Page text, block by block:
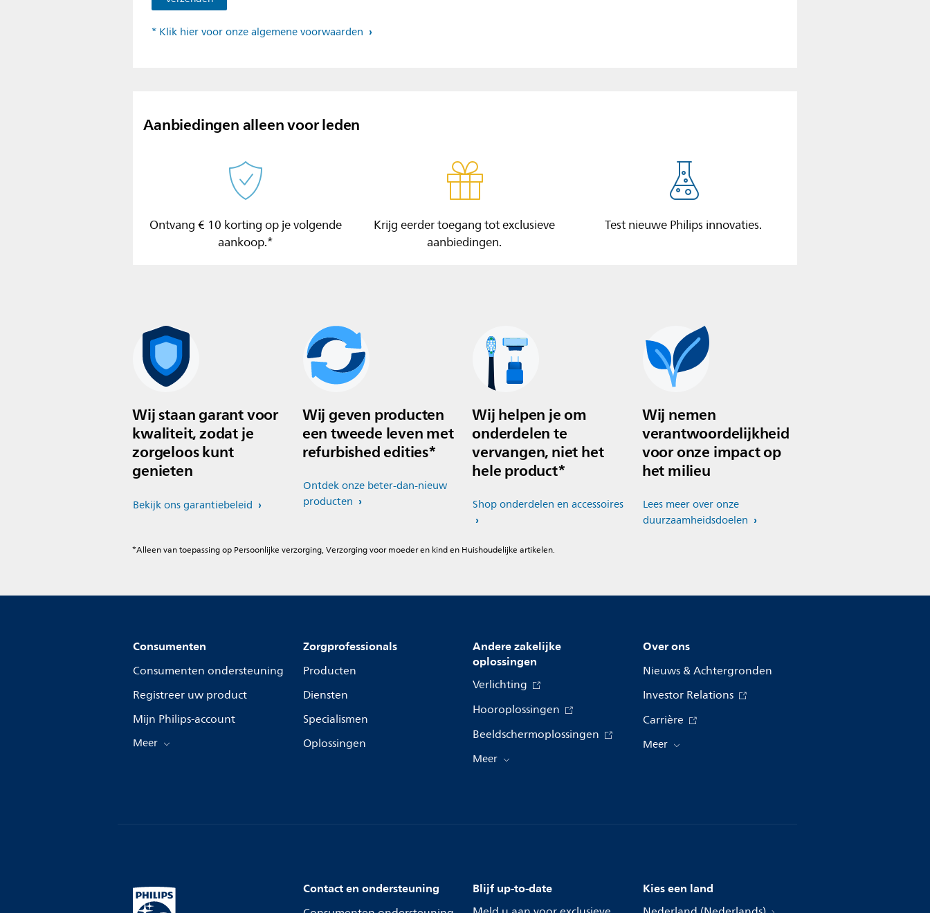
* Klik hier voor onze algemene voorwaarden
Aanbiedingen alleen voor leden
Ontvang € 10 korting op je volgende
aankoop.*
Krijg eerder toegang tot exclusieve
aanbiedingen.
Test nieuwe Philips innovaties.
Wij staan garant voor
kwaliteit, zodat je
zorgeloos kunt
genieten
Bekijk ons garantiebeleid
Wij geven producten
een tweede leven met
refurbished edities*
Ontdek onze beter-dan-nieuw
producten
Wij helpen je om
onderdelen te
vervangen, niet het
hele product*
Shop onderdelen en accessoires
Wij nemen
verantwoordelijkheid
voor onze impact op
het milieu
Lees meer over onze
duurzaamheidsdoelen
*Alleen van toepassing op Persoonlijke verzorging, Verzorging voor moeder en kind en Huishoudelijke artikelen.
Consumenten
Consumenten ondersteuning
Registreer uw product
Mijn Philips-account
Meer
Zorgprofessionals
Producten
Diensten
Specialismen
Oplossingen
Andere zakelijke
oplossingen
Verlichting
Hooroplossingen
Beeldschermoplossingen
Meer
Over ons
Nieuws & Achtergronden
Investor Relations
Carrière
Meer
Contact en ondersteuning Blijf up-to-date Kies een land